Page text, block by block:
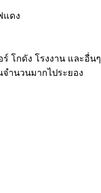
แดง
โกดัง โรงงาน และอื่นๆ
ำนวนมากไประยอง‬